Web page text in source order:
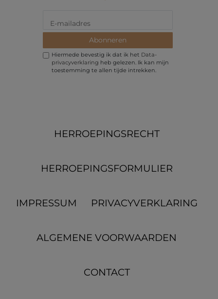
Abonneren
Hiermede bevestig ik dat ik het Data­
privacy­verklaring heb gelezen. Ik kan mijn
toestemming te allen tijde intrekken.
HERROEPINGS­RECHT
HERROEPINGS­FORMULIER
IMPRESSUM PRIVACYVERKLARING
ALGEMENE VOORWAARDEN
CONTACT